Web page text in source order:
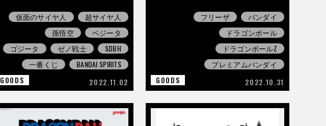
仮面のサイヤ人
超サイヤ人
孫悟空
ベジータ
ゴジータ
ゼノ戦士
SDBH
一番くじ
BANDAI SPIRITS
GOODS
2022.11.02
フリーザ
バンダイ
ドラゴンボール
ドラゴンボールZ
プレミアムバンダイ
GOODS
2022.10.31